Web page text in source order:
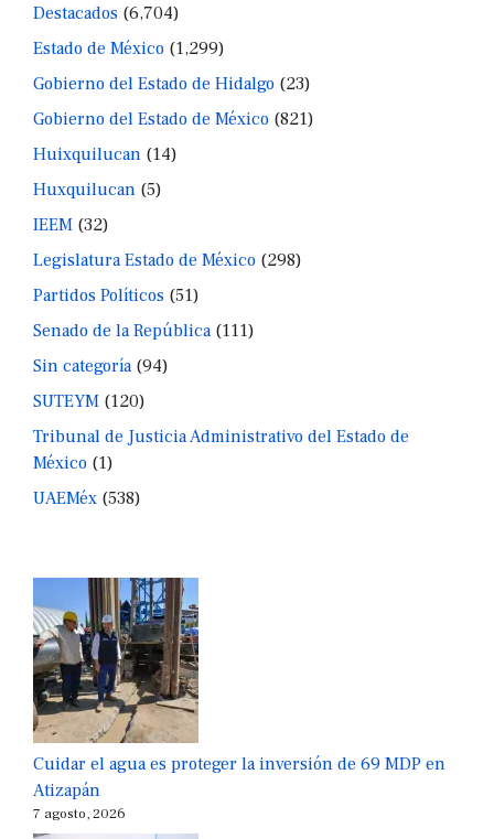
Destacados (6,704)
Estado de México (1,299)
Gobierno del Estado de Hidalgo (23)
Gobierno del Estado de México (821)
Huixquilucan (14)
Huxquilucan (5)
IEEM (32)
Legislatura Estado de México (298)
Partidos Políticos (51)
Senado de la República(111)
Sin categoría(94)
SUTEYM (120)
Tribunal de Justicia Administrativo del Estado de
México (1)
UAEMéx (538)
Cuidar el agua es proteger la inversión de 69 MDP en
Atizapán
7 agosto, 2026